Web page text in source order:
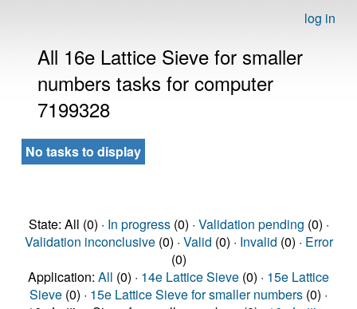
log in
All 16e Lattice Sieve for smaller
numbers tasks for computer
7199328
No tasks to display
State: All (0) · In progress(0) · Validation pending (0) ·
Validation inconclusive(0) · Valid (0) · Invalid (0) · Error
(0)
Application: All (0) · 14e Lattice Sieve (0) · 15e Lattice
Sieve (0) · 15e Lattice Sieve for smaller numbers (0) ·